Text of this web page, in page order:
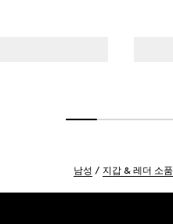
남성 지갑 & 레더 소품